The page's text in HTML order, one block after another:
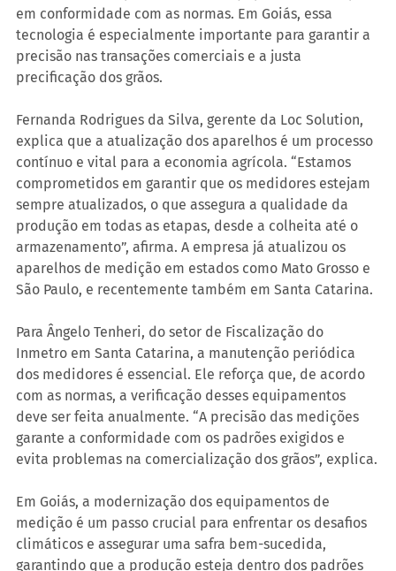
em conformidade com as normas. Em Goiás, essa
tecnologia é especialmente importante para garantir a
precisão nas transações comerciais e a justa
precificação dos grãos.
Fernanda Rodrigues da Silva, gerente da Loc Solution,
explica que a atualização dos aparelhos é um processo
contínuo e vital para a economia agrícola. “Estamos
comprometidos em garantir que os medidores estejam
sempre atualizados, o que assegura a qualidade da
produção em todas as etapas, desde a colheita até o
armazenamento”, afirma. A empresa já atualizou os
aparelhos de medição em estados como Mato Grosso e
São Paulo, e recentemente também em Santa Catarina.
Para Ângelo Tenheri, do setor de Fiscalização do
Inmetro em Santa Catarina, a manutenção periódica
dos medidores é essencial. Ele reforça que, de acordo
com as normas, a verificação desses equipamentos
deve ser feita anualmente. “A precisão das medições
garante a conformidade com os padrões exigidos e
evita problemas na comercialização dos grãos”, explica.
Em Goiás, a modernização dos equipamentos de
medição é um passo crucial para enfrentar os desafios
climáticos e assegurar uma safra bem-sucedida,
garantindo que a produção esteja dentro dos padrões